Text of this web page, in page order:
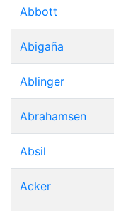
Abbott
Abigaña
Ablinger
Abrahamsen
Absil
Acker